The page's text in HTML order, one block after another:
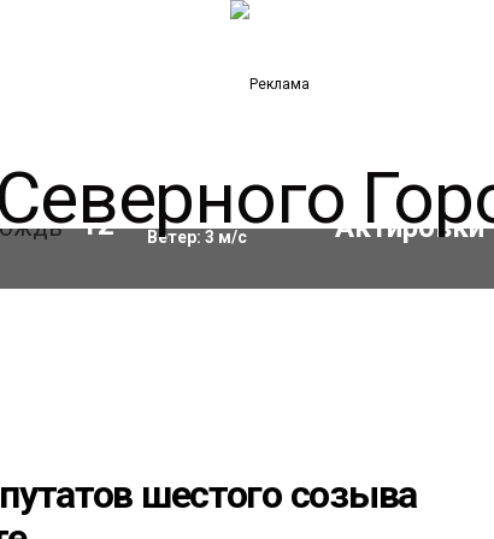
12 °C Влажность:93%
Ветер: 3 м/с
шестого созыва